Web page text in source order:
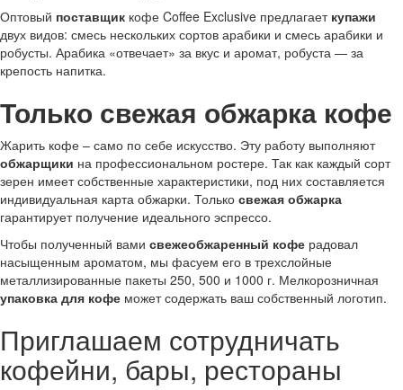
Оптовый поставщик кофе Coffee Exclusive предлагает купажи
двух видов: смесь нескольких сортов арабики и смесь арабики и
робусты. Арабика «отвечает» за вкус и аромат, робуста — за
крепость напитка.
Только свежая обжарка кофе
Жарить кофе – само по себе искусство. Эту работу выполняют
обжарщики на профессиональном ростере. Так как каждый сорт
зерен имеет собственные характеристики, под них составляется
индивидуальная карта обжарки. Только свежая обжарка
гарантирует получение идеального эспрессо.
Чтобы полученный вами свежеобжаренный кофе радовал
насыщенным ароматом, мы фасуем его в трехслойные
металлизированные пакеты 250, 500 и 1000 г. Мелкорозничная
упаковка для кофе может содержать ваш собственный логотип.
Приглашаем сотрудничать
кофейни, бары, рестораны